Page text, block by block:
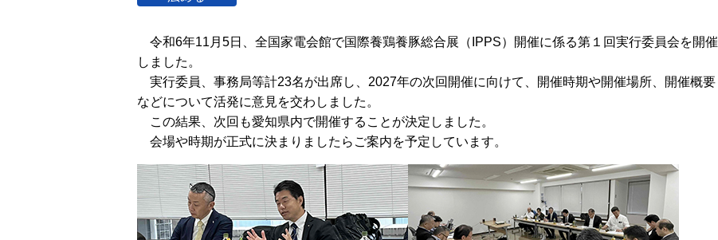
令和6年11月5日、全国家電会館で国際養鶏養豚総合展（IPPS）開催に係る第１回実行委員会を開催
しました。
実行委員、事務局等計23名が出席し、2027年の次回開催に向けて、開催時期や開催場所、開催概要
などについて活発に意見を交わしました。
この結果、次回も愛知県内で開催することが決定しました。
会場や時期が正式に決まりましたらご案内を予定しています。